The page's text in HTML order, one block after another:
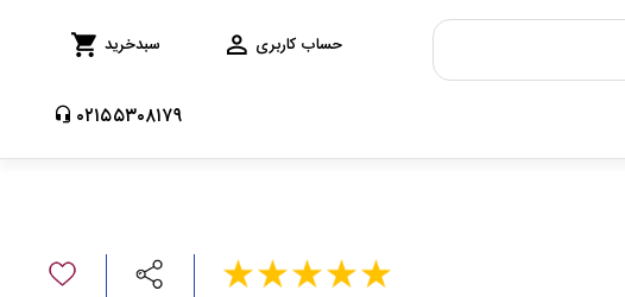
سبدخرید حساب کاربری
۰۲۱۵۵۳۰۸۱۷۹